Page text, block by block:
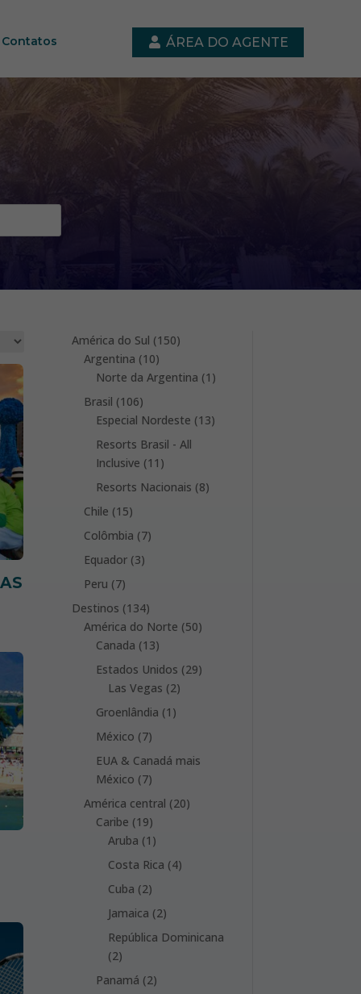
Contatos ÁREA DO AGENTE
América do Sul 150150
Argentina 1010
products
Norte da Argentina 1 1
Brasil 106106
products
Especial Nordeste 1313
Resorts Brasil - All
Inclusive 11 11
products
Resorts Nacionais 88
Chile 1515
products
Colômbia 77
Equador 33
Peru 77
products
Destinos 134134
products
América do Norte 5050
Canada 1313
products
Estados Unidos 2929
Las Vegas 22
Groenlândia 1 1
México 77
products
EUA & Canadá mais
México 77
products
América central 2020
Caribe 1919
products
Aruba 1 1
product
Costa Rica 44
Cuba 22
products
Jamaica 22
products
República Dominicana
22
products
Panamá 22